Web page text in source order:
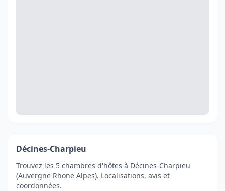
Décines-Charpieu
Trouvez les 5 chambres d'hôtes à Décines-Charpieu
(Auvergne Rhone Alpes). Localisations, avis et
coordonnées.